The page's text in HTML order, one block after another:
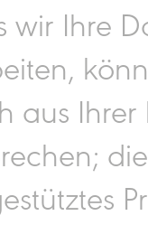
wir Ihre
aus